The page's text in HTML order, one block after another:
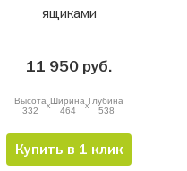
ящиками
11 950 руб.
Высота
332
xШирина
464
xГлубина
538
Купить в 1 клик